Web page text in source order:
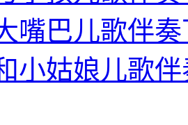
嘴巴儿歌伴奏
小姑娘儿歌